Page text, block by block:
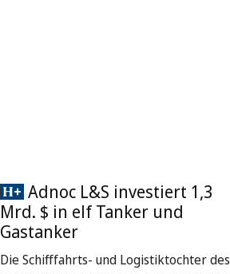
Adnoc L&S investiert 1,3
Mrd. $ in elf Tanker und
Gastanker
Die Schifffahrts- und Logistiktochter des